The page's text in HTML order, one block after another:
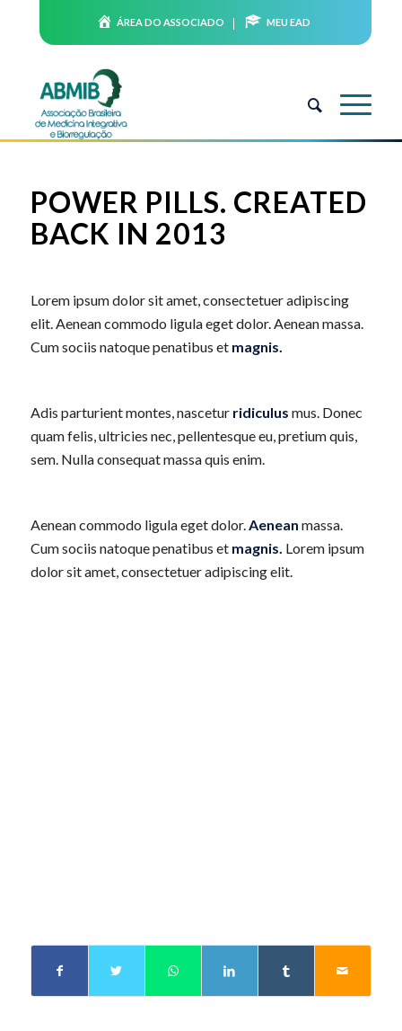
ÁREA DO ASSOCIADO MEU EAD
POWER PILLS. CREATED
BACK IN 2013
Lorem ipsum dolor sit amet, consectetuer adipiscing
elit. Aenean commodo ligula eget dolor. Aenean massa.
Cum sociis natoque penatibus et magnis.
Adis parturient montes, nascetur ridiculus mus. Donec
quam felis, ultricies nec, pellentesque eu, pretium quis,
sem. Nulla consequat massa quis enim.
Aenean commodo ligula eget dolor.Aenean massa.
Cum sociis natoque penatibus et magnis. Lorem ipsum
dolor sit amet, consectetuer adipiscing elit.